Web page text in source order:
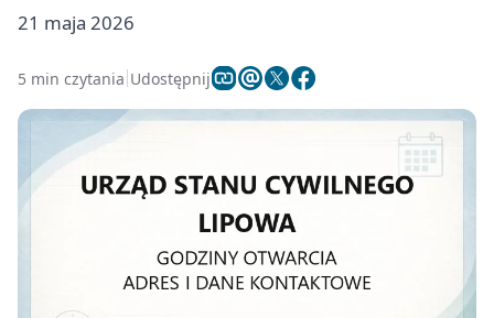
21 maja 2026
5 min czytania Udostępnij